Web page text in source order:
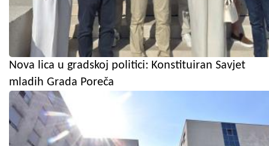
Nova lica u gradskoj politici: Konstituiran Savjet
mladih Grada Poreča